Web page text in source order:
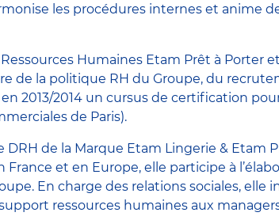
les procédures internes et anime
Humaines Etam Prêt à Porter
de la politique RH du Groupe, du
2013/2014 un cursus de certification
de Paris).
DRH de la Marque Etam Lingerie & Etam
France et en Europe, elle participe à
En charge des relations sociales, elle
ressources humaines aux